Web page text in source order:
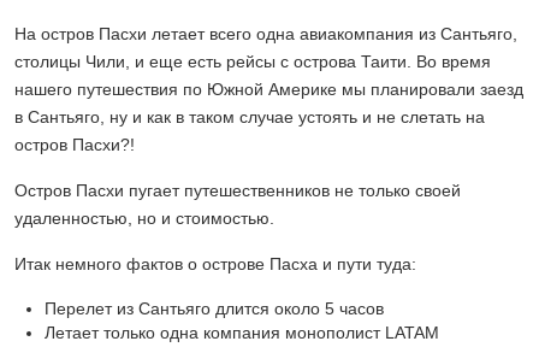
На остров Пасхи летает всего одна авиакомпания из Сантьяго,
столицы Чили, и еще есть рейсы с острова Таити. Во время
нашего путешествия по Южной Америке мы планировали заезд
в Сантьяго, ну и как в таком случае устоять и не слетать на
остров Пасхи?!
Остров Пасхи пугает путешественников не только своей
удаленностью, но и стоимостью.
Итак немного фактов о острове Пасха и пути туда:
Перелет из Сантьяго длится около 5 часов
Летает только одна компания монополист LATAM